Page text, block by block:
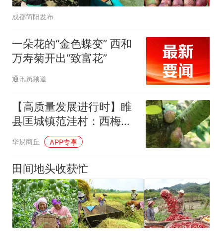
成都简阳发布
一朵花的“金色蝶变” 西和
万寿菊开出“致富花”
通讯员频道
【高质量发展进行时】睢
县匡城镇范洼村：西梅满
枝迎丰收 特色种植助增收
华易商丘 APP专享
田间地头收获忙